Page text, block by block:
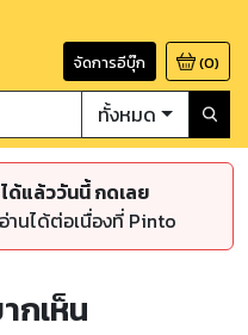
จัดการอีบุ๊ก (0)
ทั้งหมด
ด้แล้ววันนี้ กดเลย
นได้ต่อเนื่องที่ Pinto
กเห็น